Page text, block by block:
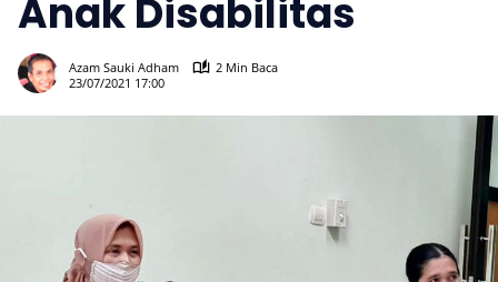
Anak Disabilitas
Azam Sauki Adham
2 Min Baca
23/07/2021 17:00